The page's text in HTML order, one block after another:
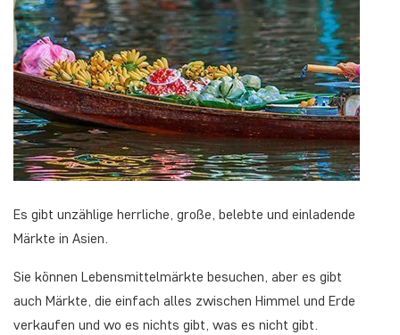
Es gibt unzählige herrliche, große, belebte und einladende
Märkte in Asien.
Sie können Lebensmittelmärkte besuchen, aber es gibt
auch Märkte, die einfach alles zwischen Himmel und Erde
verkaufen und wo es nichts gibt, was es nicht gibt.